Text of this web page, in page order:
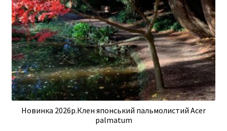
Новинка 2026р.Клен японський пальмолистий Acer
palmatum